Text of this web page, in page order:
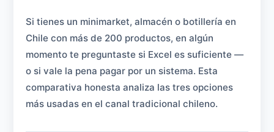
Si tienes un minimarket, almacén o botillería en
Chile con más de 200 productos, en algún
momento te preguntaste si Excel es suficiente —
o si vale la pena pagar por un sistema. Esta
comparativa honesta analiza las tres opciones
más usadas en el canal tradicional chileno.